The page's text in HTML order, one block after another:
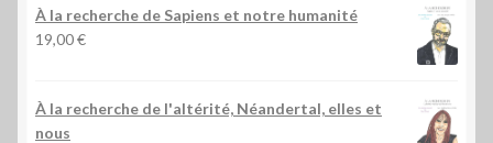
À la recherche de Sapiens et notre humanité
19,00€
À la recherche de l'altérité, Néandertal, elles et
nous